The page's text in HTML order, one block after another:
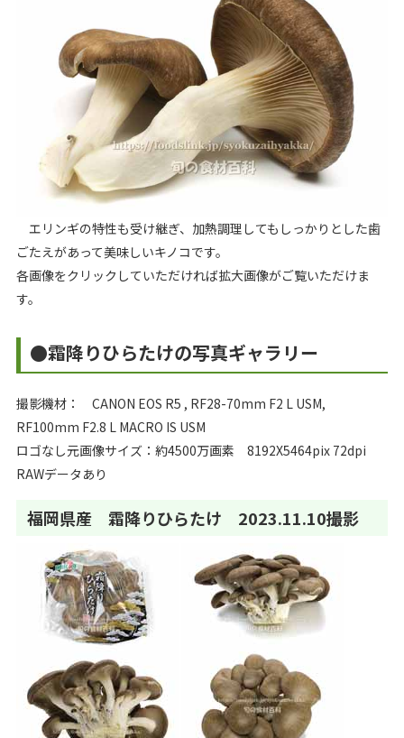
エリンギの特性も受け継ぎ、加熱調理してもしっかりとした歯
ごたえがあって美味しいキノコです。
各画像をクリックしていただければ拡大画像がご覧いただけま
す。
●霜降りひらたけの写真ギャラリー
撮影機材： CANON EOS R5 , RF28-70mm F2 L USM,
RF100mm F2.8 L MACRO IS USM
ロゴなし元画像サイズ：約4500万画素 8192X5464pix 72dpi
RAWデータあり
福岡県産 霜降りひらたけ 2023.11.10撮影